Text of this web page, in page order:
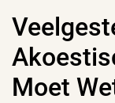
Moet